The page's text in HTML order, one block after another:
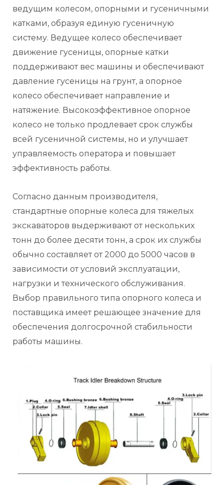
ведущим колесом, опорными и гусеничными
катками, образуя единую гусеничную
систему. Ведущее колесо обеспечивает
движение гусеницы, опорные катки
поддерживают вес машины и обеспечивают
давление гусеницы на грунт, а опорное
колесо обеспечивает направление и
натяжение. Высокоэффективное опорное
колесо не только продлевает срок службы
всей гусеничной системы, но и улучшает
управляемость оператора и повышает
эффективность работы.
Согласно данным производителя,
стандартные опорные колеса для тяжелых
экскаваторов выдерживают от нескольких
тонн до более десяти тонн, а срок их службы
обычно составляет от 2000 до 5000 часов в
зависимости от условий эксплуатации,
нагрузки и технического обслуживания.
Выбор правильного типа опорного колеса и
поставщика имеет решающее значение для
обеспечения долгосрочной стабильности
работы машины.